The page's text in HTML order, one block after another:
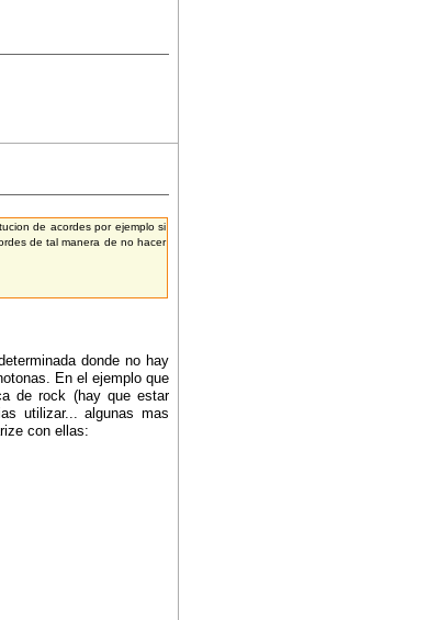
de acordes por ejemplo si
de tal manera de no hacer
donde no hay
En el ejemplo que
de rock (hay que estar
utilizar... algunas mas
con ellas: